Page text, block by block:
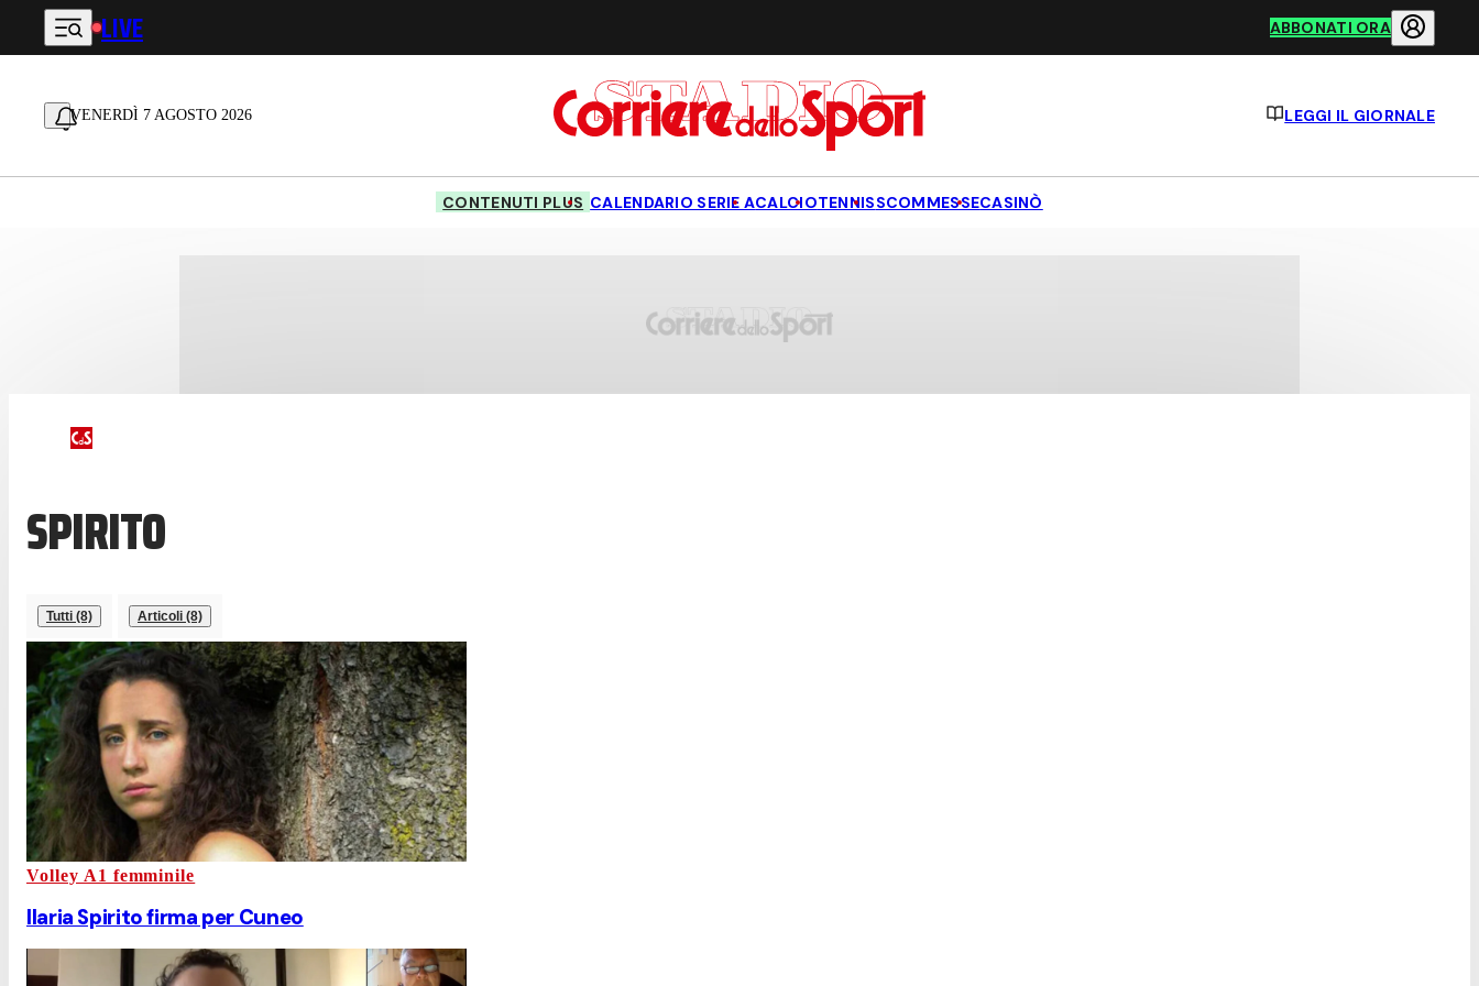
Vai al contenuto principale
LIVE ABBONATI ORA
VENERDÌ 7 AGOSTO 2026 LEGGI IL GIORNALE
CONTENUTI PLUS CALENDARIO SERIE ACALCIOTENNISSCOMMESSECASINÒ
SPIRITO
Tutti (8) Articoli (8)
Volley A1 femminile
Ilaria Spirito firma per Cuneo